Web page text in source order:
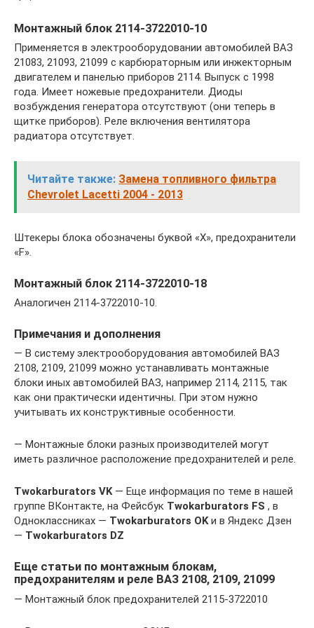
Монтажный блок 2114-3722010-10
Применяется в электрооборудовании автомобилей ВАЗ
21083, 21093, 21099 с карбюраторным или инжекторным
двигателем и панелью приборов 2114. Выпуск с 1998
года. Имеет ножевые предохранители. Диоды
возбуждения генератора отсутствуют (они теперь в
щитке приборов). Реле включения вентилятора
радиатора отсутствует.
Читайте также: Замена топливного фильтра
Chevrolet Lacetti 2004 - 2013
Штекеры блока обозначены буквой «Х», предохранители
«F».
Монтажный блок 2114-3722010-18
Аналогичен 2114-3722010-10.
Примечания и дополнения
— В систему электрооборудования автомобилей ВАЗ
2108, 2109, 21099 можно устанавливать монтажные
блоки иных автомобилей ВАЗ, например 2114, 2115, так
как они практически идентичны. При этом нужно
учитывать их конструктивные особенности.
— Монтажные блоки разных производителей могут
иметь различное расположение предохранителей и реле.
Twokarburators VK— Еще информация по теме в нашей
группе ВКонтакте, на Фейсбук Twokarburators FS , в
Одноклассниках — Twokarburators OKи в Яндекс Дзен
— Twokarburators DZ
Еще статьи по монтажным блокам,
предохранителям и реле ВАЗ 2108, 2109, 21099
— Монтажный блок предохранителей 2115-3722010